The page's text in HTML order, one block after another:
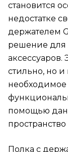
становится
недостатке
держателем
решение для
аксессуаров.
стильно, но и
необходимое
помощью
Полка с